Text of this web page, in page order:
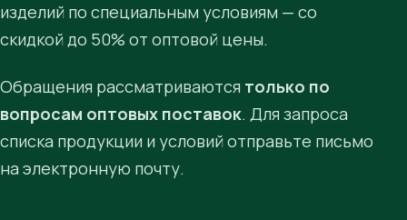
изделий по специальным условиям — со
скидкой до 50% от оптовой цены.
Обращения рассматриваются только по
вопросам оптовых поставок. Для запроса
списка продукции и условий отправьте письмо
на электронную почту.